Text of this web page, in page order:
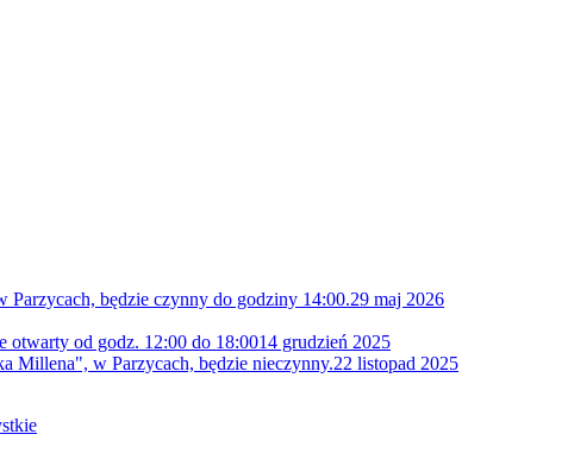
będzie czynny do godziny 14:00.29 maj 2026
otwarty od godz. 12:00 do 18:0014 grudzień 2025
Millena", w Parzycach, będzie nieczynny.22 listopad 2025